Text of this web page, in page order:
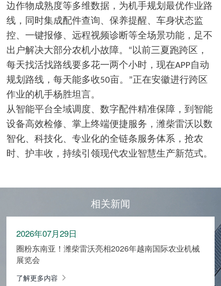
边作物成熟度等多维数据，为机手规划最优作业路
线，同时集成配件查询、保养提醒、车身状态监
控、一键报修、远程视频诊断等全场景功能，足不
出户解决大部分农机小故障。 “ 以前三夏跑跨区，
每天找活找路线要多花一两个小时，现在APP自动
规划路线，每天能多收50亩。 ”正在安徽进行跨区
作业的机手杨胜坦言。
从智能平台全域调度、数字配件精准保障，到智能
设备高效检修、掌上终端便捷服务，潍柴雷沃以数
智化、科技化、专业化的全链条服务体系，抢农
时、护丰收，持续引领现代农业智慧生产新范式。
相关新闻
2026年07月29日
圈粉东南亚！潍柴雷沃亮相2026年越南国际农业机械
展览会
了解更多内容